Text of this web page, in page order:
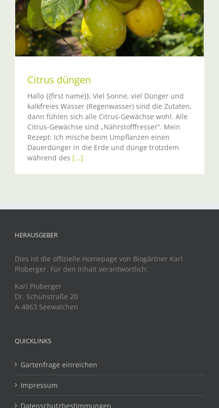
Citrus düngen
Hallo {{first name}}, Viel Sonne, viel Dünger und
kalkfreies Wasser (Regenwasser) sind die Zutaten,
dann fühlen sich alle Citrus-Gewächse wohl. Alle
Citrus-Gewächse sind „Nährstofffresser“. Mein
Rezept: Ich mische beim Umpflanzen einen
Dauerdünger in die Erde und dünge trotzdem
während des [...]
HERAUSGEBER
Dies ist die offizielle Homepage von Biogärtner Karl
Ploberger. Für den Inhalt verantwortlich:
Karl Ploberger
Dr. Schuhstraße 20
A-4863 Seewalchen
QUICKLINKS
Gartenfrage einreichen
Impressum
Datenschutzbestimmungen